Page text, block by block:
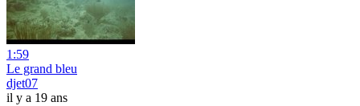
1:59
Le grand bleu
djet07
il y a 19 ans